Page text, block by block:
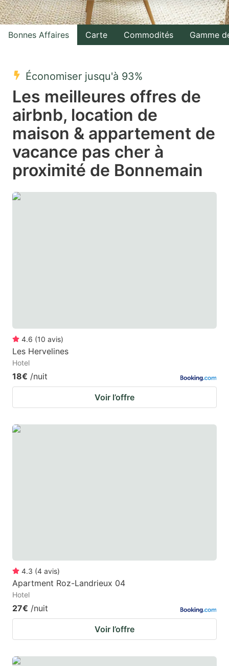
interact
with
the
select
date.
Press
question
mark
key
interact
with
the
select
a
date.
Press
question
mark
key
Bonnes Affaires Carte Commodités Gamme
Économiser jusqu'à 93%
Les meilleures offres de
airbnb, location de
maison & appartement de
vacance pas cher à
proximité de Bonnemain
4.6 (10 avis)
Les Hervelines
Hotel
18€ /nuit
Voir l’offre
4.3 (4 avis)
Apartment Roz-Landrieux 04
Hotel
27€ /nuit
Voir l’offre